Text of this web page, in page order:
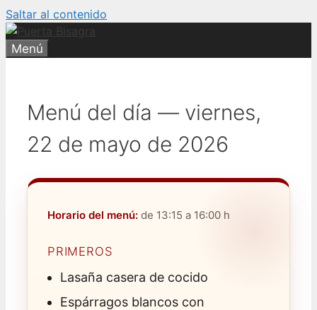
Saltar al contenido
Menú
Menú del día — viernes,
22 de mayo de 2026
Horario del menú: de 13:15 a 16:00 h
PRIMEROS
Lasaña casera de cocido
Espárragos blancos con